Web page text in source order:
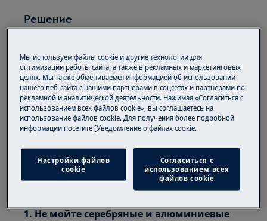
Решение
Обесцвечивание серебряных и
алюминиевых предметов после мойки в
посудомоечной машине
К чему относится:
Отдельностоящая посудомоечная
машина
1. Не мойте серебряные и алюминиевые
Мы используем файлы cookie и другие технологии для
оптимизации работы сайта, а также в рекламных и маркетинговых
целях. Мы также обмениваемся информацией об использовании
нашего веб-сайта с нашими партнерами в соцсетях и партнерами по
рекламной и аналитической деятельности. Нажимая «Согласиться с
использованием всех файлов cookie», вы соглашаетесь на
использование файлов cookie. Для получения более подробной
информации посетите [Уведомление о файлах cookie.
Настройки файлов
cookie
Согласиться с
использованием всех
файлов cookie